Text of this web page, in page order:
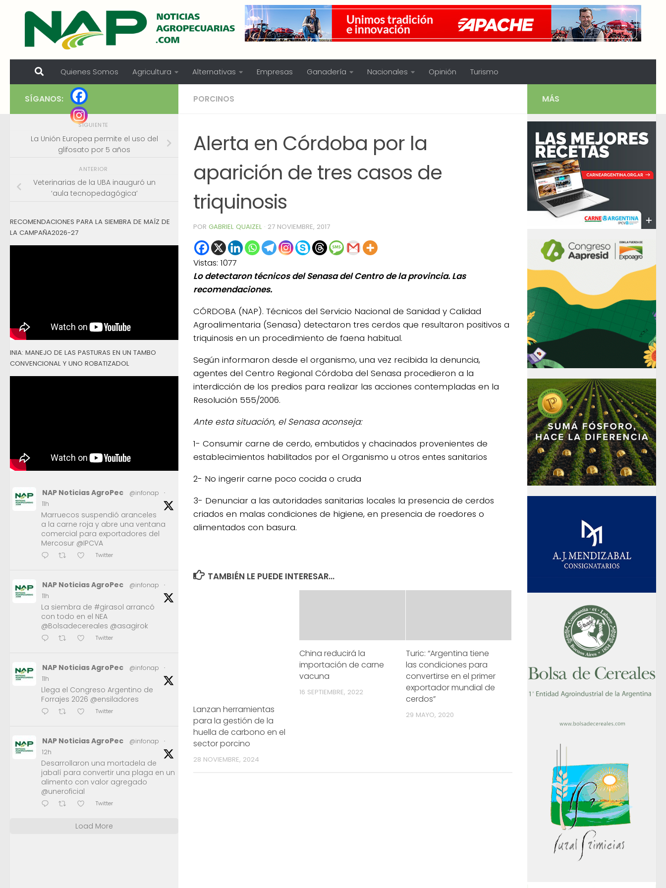
Skip to content
Quienes Somos Agricultura Alternativas Empresas Ganadería Nacionales Opinión Turismo
PORCINOS
Alerta en Córdoba por la
aparición de tres casos de
triquinosis
POR GABRIEL QUAIZEL · 27 NOVIEMBRE, 2017
Vistas: 1077
Lo detectaron técnicos del Senasa del Centro de la provincia. Las
recomendaciones.
CÓRDOBA (NAP). Técnicos del Servicio Nacional de Sanidad y Calidad
Agroalimentaria (Senasa) detectaron tres cerdos que resultaron positivos a
triquinosis en un procedimiento de faena habitual.
Según informaron desde el organismo, una vez recibida la denuncia,
agentes del Centro Regional Córdoba del Senasa procedieron a la
interdicción de los predios para realizar las acciones contempladas en la
Resolución 555/2006.
Ante esta situación, el Senasa aconseja:
1- Consumir carne de cerdo, embutidos y chacinados provenientes de
establecimientos habilitados por el Organismo u otros entes sanitarios
2- No ingerir carne poco cocida o cruda
3- Denunciar a las autoridades sanitarias locales la presencia de cerdos
criados en malas condiciones de higiene, en presencia de roedores o
alimentados con basura.
TAMBIÉN LE PUEDE INTERESAR...
Lanzan herramientas
para la gestión de la
huella de carbono en el
sector porcino
28 NOVIEMBRE, 2024
China reducirá la
importación de carne
vacuna
16 SEPTIEMBRE, 2022
Turic: “Argentina tiene
las condiciones para
convertirse en el primer
exportador mundial de
cerdos”
29 MAYO, 2020
SÍGANOS:
SIGUIENTE
La Unión Europea permite el uso del
glifosato por 5 años
ANTERIOR
Veterinarias de la UBA inauguró un
‘aula tecnopedagógica’
RECOMENDACIONES PARA LA SIEMBRA DE MAÍZ DE
LA CAMPAÑA2026-27
INIA: MANEJO DE LAS PASTURAS EN UN TAMBO
CONVENCIONAL Y UNO ROBATIZADOL
NAP Noticias AgroPec @infonap
·
11h
Marruecos suspendió aranceles
a la carne roja y abre una ventana
comercial para exportadores del
Mercosur @IPCVA
Twitter
NAP Noticias AgroPec @infonap
·
11h
La siembra de #girasol arrancó
con todo en el NEA
@Bolsadecereales @asagirok
Twitter
NAP Noticias AgroPec @infonap
·
11h
Llega el Congreso Argentino de
Forrajes 2026 @ensiladores
Twitter
NAP Noticias AgroPec @infonap
·
12h
Desarrollaron una mortadela de
jabalí para convertir una plaga en un
alimento con valor agregado
@uneroficial
Twitter
Load More
MÁS